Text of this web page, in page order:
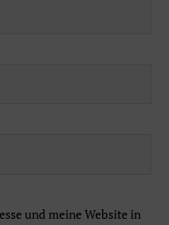
und meine Website in